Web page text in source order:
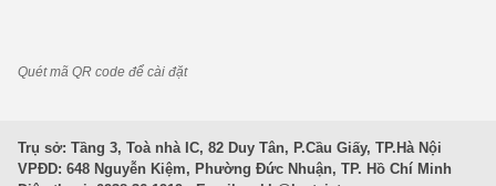
Quét mã QR code để cài đặt
Trụ sở: Tầng 3, Toà nhà IC, 82 Duy Tân, P.Cầu Giấy, TP.Hà Nội
VPĐD: 648 Nguyễn Kiệm, Phường Đức Nhuận, TP. Hồ Chí Minh